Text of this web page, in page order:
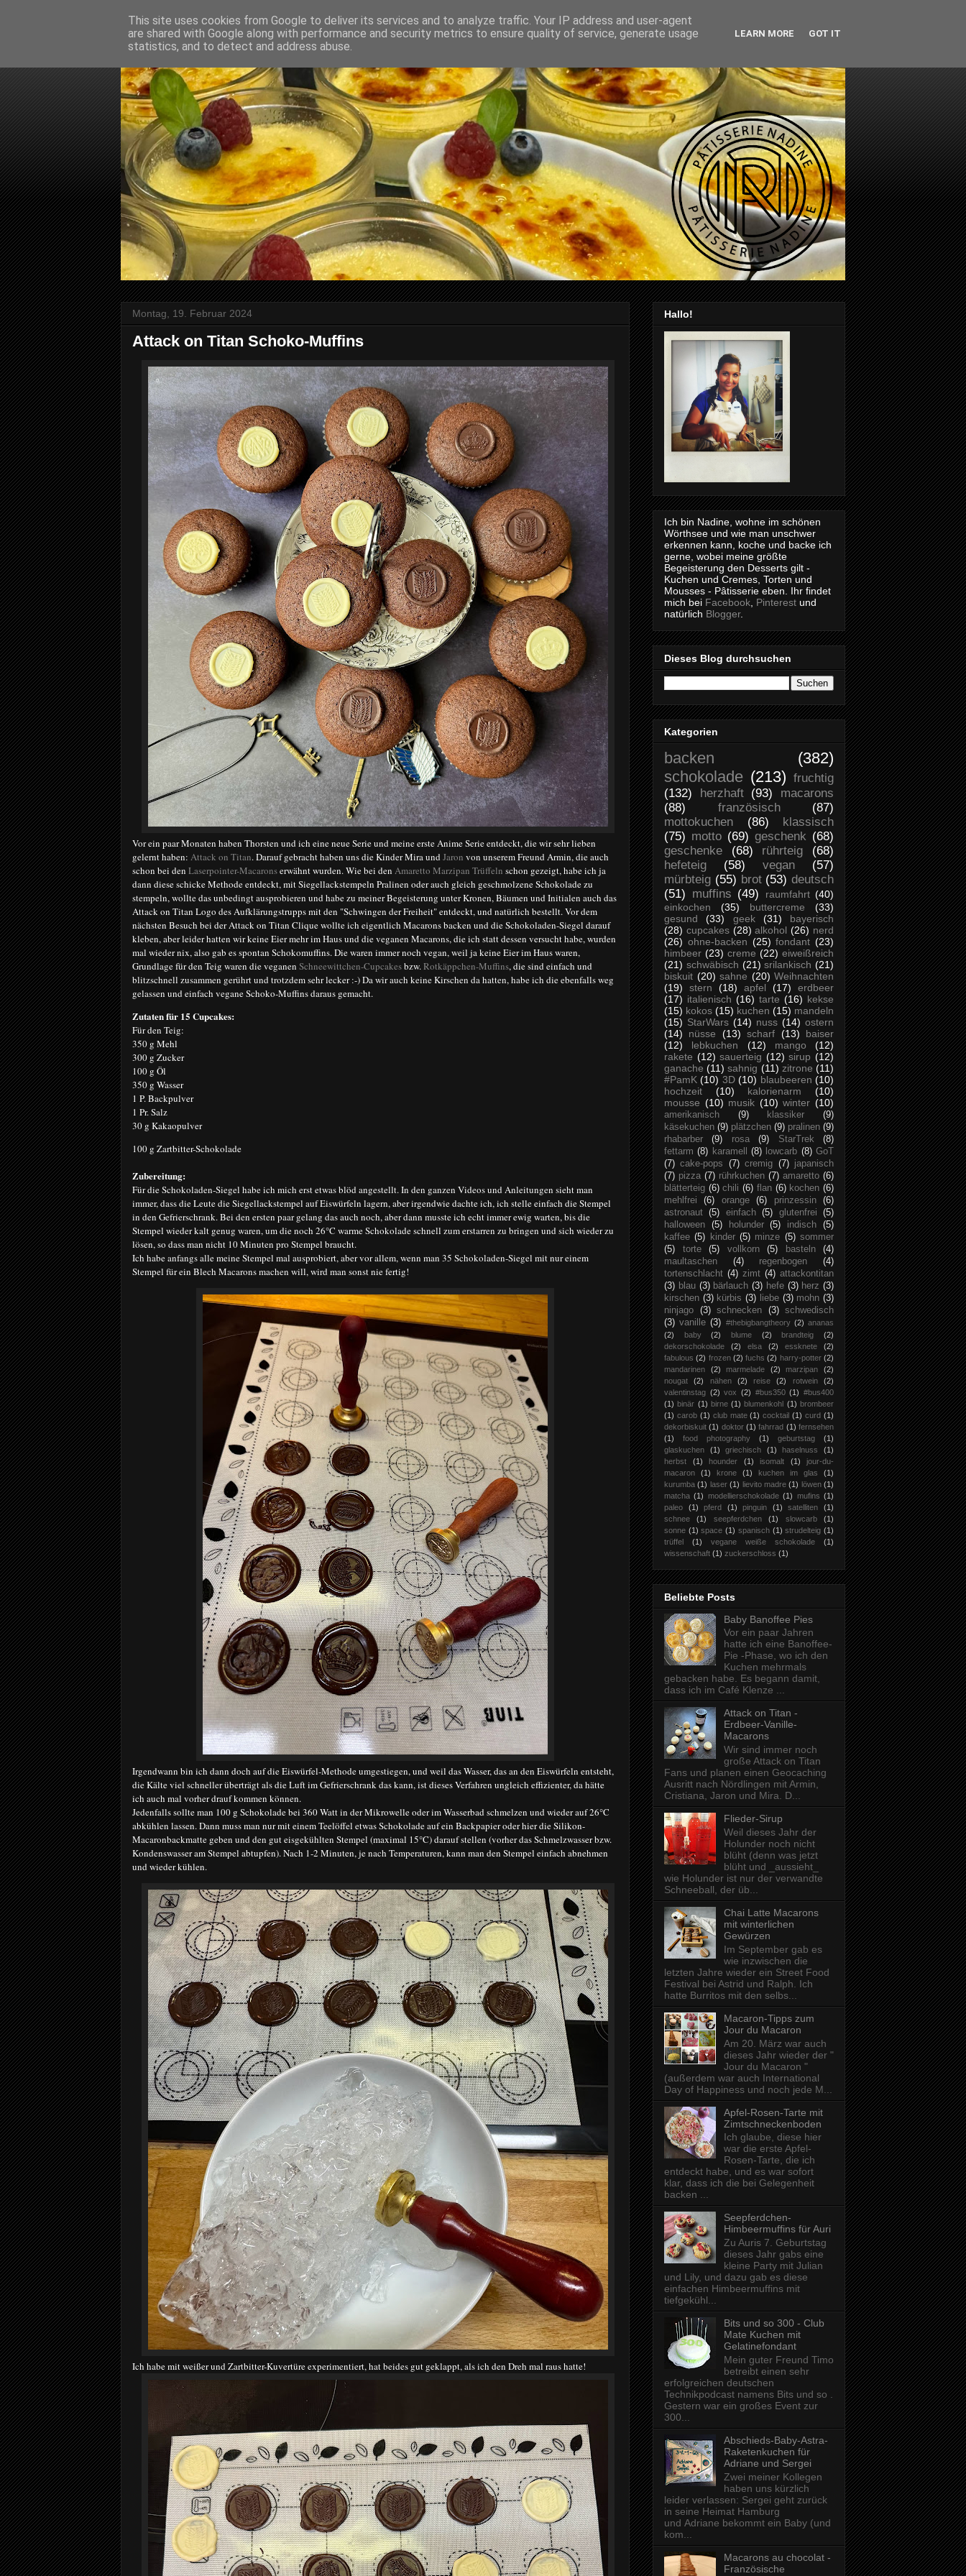
Montag, 19. Februar 2024
Attack on Titan Schoko-Muffins
Vor ein paar Monaten haben Thorsten und ich eine neue Serie und meine erste Anime Serie entdeckt, die wir sehr lieben
gelernt haben: Attack on Titan. Darauf gebracht haben uns die Kinder Mira undJaron von unserem Freund Armin, die auch
schon bei den Laserpointer-Macaronserwähnt wurden. Wie bei den Amaretto Marzipan Trüffeln schon gezeigt, habe ich ja
dann diese schicke Methode entdeckt, mit Siegellackstempeln Pralinen oder auch gleich geschmolzene Schokolade zu
stempeln, wollte das unbedingt ausprobieren und habe zu meiner Begeisterung unter Kronen, Bäumen und Initialen auch das
Attack on Titan Logo des Aufklärungstrupps mit den "Schwingen der Freiheit" entdeckt, und natürlich bestellt. Vor dem
nächsten Besuch bei der Attack on Titan Clique wollte ich eigentlich Macarons backen und die Schokoladen-Siegel darauf
kleben, aber leider hatten wir keine Eier mehr im Haus und die veganen Macarons, die ich statt dessen versucht habe, wurden
mal wieder nix, also gab es spontan Schokomuffins. Die waren immer noch vegan, weil ja keine Eier im Haus waren,
Grundlage für den Teig waren die veganen Schneewittchen-Cupcakesbzw.Rotkäppchen-Muffins, die sind einfach und
blitzschnell zusammen gerührt und trotzdem sehr lecker :-) Da wir auch keine Kirschen da hatten, habe ich die ebenfalls weg
gelassen und einfach vegane Schoko-Muffins daraus gemacht.
Zutaten für 15 Cupcakes:
Für den Teig:
350 g Mehl
300 g Zucker
100 g Öl
350 g Wasser
1 P. Backpulver
1 Pr. Salz
30 g Kakaopulver
100 g Zartbitter-Schokolade
Zubereitung:
Für die Schokoladen-Siegel habe ich mich erst etwas blöd angestellt. In den ganzen Videos und Anleitungen sieht man
immer, dass die Leute die Siegellackstempel auf Eiswürfeln lagern, aber irgendwie dachte ich, ich stelle einfach die Stempel
in den Gefrierschrank. Bei den ersten paar gelang das auch noch, aber dann musste ich echt immer ewig warten, bis die
Stempel wieder kalt genug waren, um die noch 26°C warme Schokolade schnell zum erstarren zu bringen und sich wieder zu
lösen, so dass man nicht 10 Minuten pro Stempel braucht.
Ich habe anfangs alle meine Stempel mal ausprobiert, aber vor allem, wenn man 35 Schokoladen-Siegel mit nur einem
Stempel für ein Blech Macarons machen will, wird man sonst nie fertig!
Irgendwann bin ich dann doch auf die Eiswürfel-Methode umgestiegen, und weil das Wasser, das an den Eiswürfeln entsteht,
die Kälte viel schneller überträgt als die Luft im Gefrierschrank das kann, ist dieses Verfahren ungleich effizienter, da hätte
ich auch mal vorher drauf kommen können.
Jedenfalls sollte man 100 g Schokolade bei 360 Watt in der Mikrowelle oder im Wasserbad schmelzen und wieder auf 26°C
abkühlen lassen. Dann muss man nur mit einem Teelöffel etwas Schokolade auf ein Backpapier oder hier die Silikon-
Macaronbackmatte geben und den gut eisgekühlten Stempel (maximal 15°C) darauf stellen (vorher das Schmelzwasser bzw.
Kondenswasser am Stempel abtupfen). Nach 1-2 Minuten, je nach Temperaturen, kann man den Stempel einfach abnehmen
und wieder kühlen.
Ich habe mit weißer und Zartbitter-Kuvertüre experimentiert, hat beides gut geklappt, als ich den Dreh mal raus hatte!
Hallo!
Ich bin Nadine, wohne im schönen
Wörthsee und wie man unschwer
erkennen kann, koche und backe ich
gerne, wobei meine größte
Begeisterung den Desserts gilt -
Kuchen und Cremes, Torten und
Mousses - Pâtisserie eben. Ihr findet
mich bei Facebook, Pinterest und
natürlich Blogger.
Dieses Blog durchsuchen
Kategorien
backen
(382)
schokolade (213) fruchtig
(132)
herzhaft (93)
macarons
(88)
französisch
(87)
mottokuchen
(86)
klassisch
(75) motto (69) geschenk (68)
geschenke
(68) rührteig
(68)
hefeteig
(58) vegan
(57)
mürbteig (55) brot (53) deutsch
(51) muffins (49) raumfahrt (40)
einkochen
(35) buttercreme
(33)
gesund
(33) geek (31)
bayerisch
(28) cupcakes (28) alkohol (26) nerd
(26) ohne-backen (25) fondant (23)
himbeer (23) creme (22) eiweißreich
(21) schwäbisch (21) srilankisch (21)
biskuit (20) sahne (20) Weihnachten
(19)
stern (18) apfel (17)
erdbeer
(17) italienisch (16) tarte (16) kekse
(15) kokos (15) kuchen (15) mandeln
(15) StarWars (14) nuss (14) ostern
(14)
nüsse (13) scharf (13)
baiser
(12)
lebkuchen (12) mango
(12)
rakete (12) sauerteig (12) sirup (12)
ganache (11) sahnig (11) zitrone (11)
#PamK (10) 3D (10) blaubeeren (10)
hochzeit
(10) kalorienarm
(10)
mousse (10) musik (10) winter (10)
amerikanisch (9) klassiker
(9)
käsekuchen (9) plätzchen (9) pralinen (9)
rhabarber
(9) rosa (9) StarTrek
(8)
fettarm (8) karamell (8) lowcarb (8) GoT
(7) cake-pops (7) cremig (7) japanisch
(7) pizza (7) rührkuchen (7) amaretto (6)
blätterteig (6) chili (6) flan (6) kochen (6)
mehlfrei
(6) orange (6) prinzessin
(6)
astronaut
(5) einfach (5) glutenfrei
(5)
halloween
(5) holunder (5) indisch
(5)
kaffee (5) kinder (5) minze (5) sommer
(5)
torte (5) vollkorn (5) basteln
(4)
maultaschen
(4) regenbogen
(4)
tortenschlacht (4) zimt (4) attackontitan
(3) blau (3) bärlauch (3) hefe (3) herz (3)
kirschen (3) kürbis (3) liebe (3) mohn (3)
ninjago
(3) schnecken (3)
schwedisch
(3) vanille (3) #thebigbangtheory (2) ananas
(2)
baby (2) blume (2) brandteig
(2)
dekorschokolade
(2) elsa (2) essknete
(2)
fabulous (2) frozen (2) fuchs (2) harry-potter (2)
mandarinen
(2) marmelade (2) marzipan
(2)
nougat
(2) nähen (2) reise (2) rotwein
(2)
valentinstag (2) vox (2) #bus350 (1) #bus400
(1) binär (1) birne (1) blumenkohl (1) brombeer
(1) carob (1) club mate (1) cocktail (1) curd (1)
dekorbiskuit (1) doktor (1) fahrrad (1) fernsehen
(1)
food photography (1) geburtstag
(1)
glaskuchen
(1) griechisch (1) haselnuss
(1)
herbst
(1) hounder (1) isomalt (1)
jour-du-
macaron
(1) krone (1) kuchen im glas
(1)
kurumba (1) laser (1) lievito madre (1) löwen (1)
matcha (1) modellierschokolade (1) mufins (1)
paleo
(1) pferd (1) pinguin (1) satelliten
(1)
schnee
(1) seepferdchen (1) slowcarb
(1)
sonne (1) space (1) spanisch (1) strudelteig (1)
trüffel
(1) vegane weiße schokolade
(1)
wissenschaft (1) zuckerschloss (1)
Beliebte Posts
Baby Banoffee Pies
Vor ein paar Jahren
hatte ich eine Banoffee-
Pie -Phase, wo ich den
Kuchen mehrmals
gebacken habe. Es begann damit,
dass ich im Café Klenze ...
Attack on Titan -
Erdbeer-Vanille-
Macarons
Wir sind immer noch
große Attack on Titan
Fans und planen einen Geocaching
Ausritt nach Nördlingen mit Armin,
Cristiana, Jaron und Mira. D...
Flieder-Sirup
Weil dieses Jahr der
Holunder noch nicht
blüht (denn was jetzt
blüht und _aussieht_
wie Holunder ist nur der verwandte
Schneeball, der üb...
Chai Latte Macarons
mit winterlichen
Gewürzen
Im September gab es
wie inzwischen die
letzten Jahre wieder ein Street Food
Festival bei Astrid und Ralph. Ich
hatte Burritos mit den selbs...
Macaron-Tipps zum
Jour du Macaron
Am 20. März war auch
dieses Jahr wieder der "
Jour du Macaron "
(außerdem war auch International
Day of Happiness und noch jede M...
Apfel-Rosen-Tarte mit
Zimtschneckenboden
Ich glaube, diese hier
war die erste Apfel-
Rosen-Tarte, die ich
entdeckt habe, und es war sofort
klar, dass ich die bei Gelegenheit
backen ...
Seepferdchen-
Himbeermuffins für Auri
Zu Auris 7. Geburtstag
dieses Jahr gabs eine
kleine Party mit Julian
und Lily, und dazu gab es diese
einfachen Himbeermuffins mit
tiefgekühl...
Bits und so 300 - Club
Mate Kuchen mit
Gelatinefondant
Mein guter Freund Timo
betreibt einen sehr
erfolgreichen deutschen
Technikpodcast namens Bits und so .
Gestern war ein großes Event zur
300...
Abschieds-Baby-Astra-
Raketenkuchen für
Adriane und Sergei
Zwei meiner Kollegen
haben uns kürzlich
leider verlassen: Sergei geht zurück
in seine Heimat Hamburg
und Adriane bekommt ein Baby (und
kom...
Macarons au chocolat -
Französische
This site uses cookies from Google to deliver its services and to analyze traffic. Your IP address and user-agent
are shared with Google along with performance and security metrics to ensure quality of service, generate usage
statistics, and to detect and address abuse.
LEARN MORE GOT IT